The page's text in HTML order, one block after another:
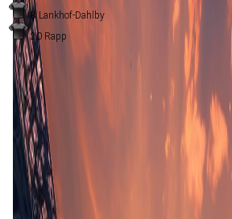
8 Lankhof-Dahlby
20 Rapp